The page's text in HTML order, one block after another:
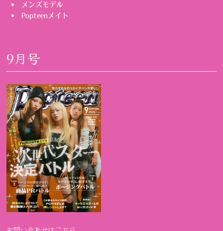
メンズモデル
Popteenメイト
9月号